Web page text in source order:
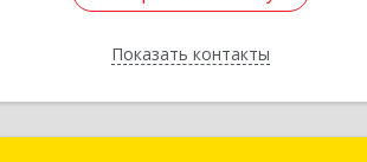
Показать контакты
Назад